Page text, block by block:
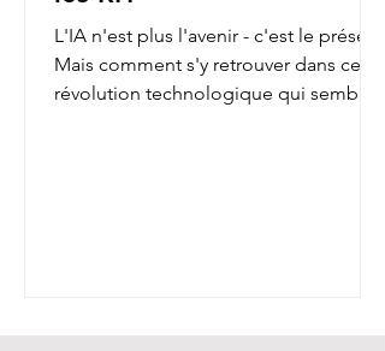
L'IA n'est plus l'avenir - c'est le présent.
Mais comment s'y retrouver dans cette
révolution technologique qui semble